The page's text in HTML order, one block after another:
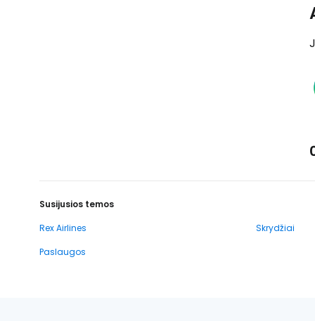
Susijusios temos
Rex Airlines
Skrydžiai
Paslaugos